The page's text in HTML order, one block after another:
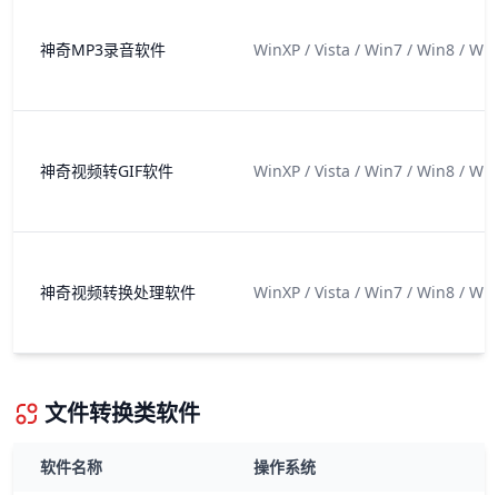
神奇MP3录音软件 WinXP / Vista / Win7 / Win8 /
神奇视频转GIF软件 WinXP / Vista / Win7 / Win8 /
神奇视频转换处理软件 WinXP / Vista / Win7 / Win8 /
文件转换类软件
软件名称 操作系统